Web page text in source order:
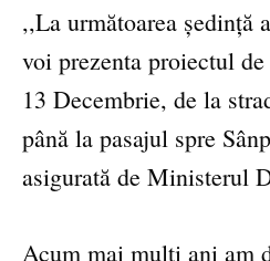
,,La următoarea ședință
voi prezenta proiectul
13 Decembrie, de la
până la pasajul spre
asigurată de Ministerul
Acum mai mulți ani am